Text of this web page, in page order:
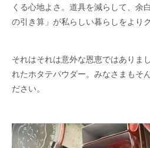
くる心地よさ。道具を減らして、余
の引き算」が私らしい暮らしをより
それはそれは意外な恩恵ではありま
れたホタテパウダー。みなさまもそ
ださい。